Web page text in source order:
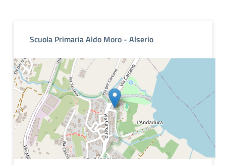
Scuola Primaria Aldo Moro - Alserio